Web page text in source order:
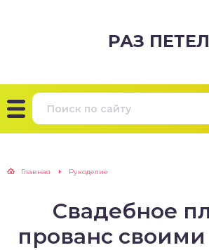
РАЗ
Главная Рукоделие
Свадебное
прованс